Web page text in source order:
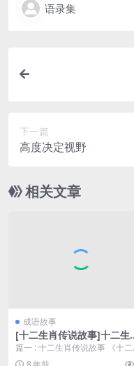
语录集
下一篇
高度决定视野
相关文章
成语故事
[十二生肖传说故事]十二生
传说故事
篇一 : 十二生肖传说故事 《十二
肖传说故事》1 如何挑选十二种